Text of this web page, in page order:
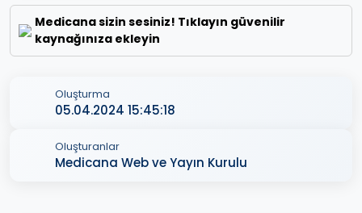
Medicana sizin sesiniz! Tıklayın güvenilir
kaynağınıza ekleyin
Oluşturma
05.04.2024 15:45:18
Oluşturanlar
Medicana Web ve Yayın Kurulu